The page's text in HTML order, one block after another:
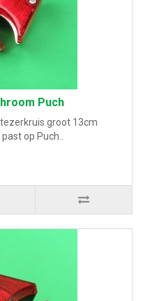
Puch
groot 13cm
op Puch..